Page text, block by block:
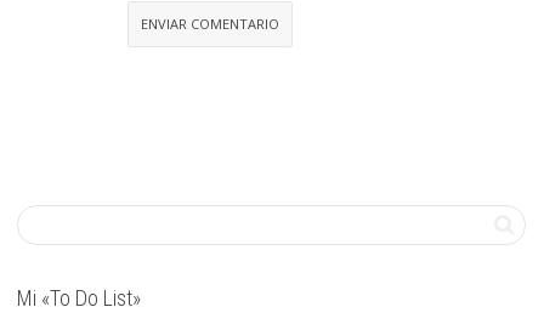
Mi «To Do List»